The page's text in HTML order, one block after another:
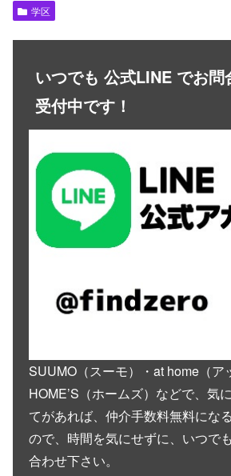
学区
いつでも 公式LINE でお問
受付中です！
SUUMO（スーモ）・at home（ア
HOME’S（ホームズ）などで、気
てがあれば、仲介手数料無料にな
ので、時間を気にせずに、いつで
合わせ下さい。